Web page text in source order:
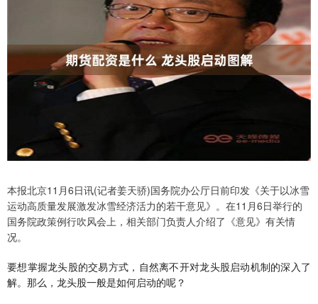
本报北京11月6日讯(记者姜天骄)国务院办公厅日前印发《关于以冰雪
运动高质量发展激发冰雪经济活力的若干意见》。在11月6日举行的
国务院政策例行吹风会上，相关部门负责人介绍了《意见》有关情
况。
要想掌握龙头股的交易方式，自然离不开对龙头股启动机制的深入了
解。那么，龙头股一般是如何启动的呢？